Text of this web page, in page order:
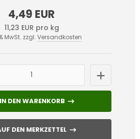
4,49 EUR
11,23 EUR pro kg
MwSt. zzgl. Versandkosten
IN DEN WARENKORB
IN DEN WARENKORB
DEN MERKZETTEL
DEN MERKZETTEL